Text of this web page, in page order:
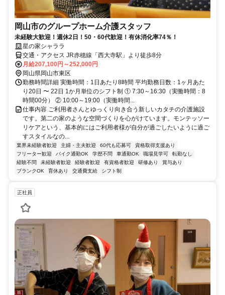
岡山市のグループホーム介護スタッフ
未経験大歓迎！週休2日！50・60代歓迎！有休消化率74％！
星の家シャララ
交通・アクセス JR赤穂線「西大寺駅」より徒歩8分
月給207,100円～252,000円
岡山県岡山市東区
勤務時間詳細 実働時間：1日あたり8時間 平均勤務日数：1ヶ月あた
り20日 〜 22日 1か月単位のシフト制 ① 7:30～16:30（実働時間：8
時間00分） ② 10:00～19:00（実働時間...
仕事内容 ご利用者さんとゆっくり向き合う新しいカタチの介護施設
です。第二の家のような空間づくりを心がけています。モンテッソー
リケアという、基本的にはご利用者様が自分が過ごしたいように過ご
すスタイルなの...
業界未経験者歓迎 主婦・主夫歓迎 60代も応募可
資格取得支援あり
フリーター歓迎
バイク通勤OK 学歴不問 車通勤OK 職場見学可
転勤なし
経験不問
未経験者歓迎 経験者歓迎 有資格者歓迎 研修あり
賞与あり
ブランクOK
育休あり 交通費支給 シフト制
正社員